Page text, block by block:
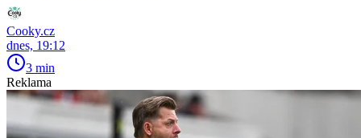
Cooky.cz
dnes, 19:12
3 min
Reklama